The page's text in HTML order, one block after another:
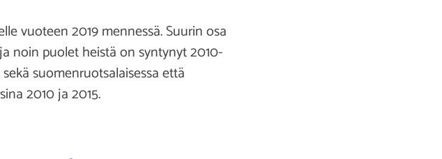
vuoteen 2019 mennessä. Suurin osa
noin puolet heistä on syntynyt 2010-
suomenruotsalaisessa että
2010 ja 2015.